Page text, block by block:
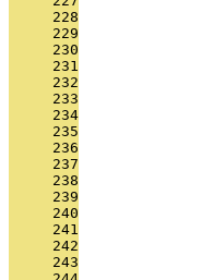
     228
     229
     230
     231
     232
     233
     234
     235
     236
     237
     238
     239
     240
     241
     242
     243